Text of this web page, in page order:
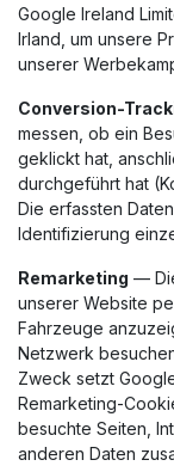
Google Ireland
Irland, um unsere
unserer
Conversion-
messen, ob ein
geklickt hat,
durchgeführt hat
Die erfassten
Identifizierung
Remarketing —
unserer Website
Fahrzeuge
Netzwerk
Zweck setzt
Remarketing-
besuchte Seiten,
anderen Daten